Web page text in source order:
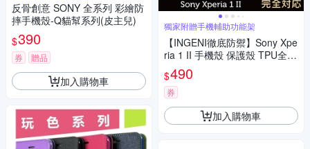
反骨創意 SONY 全系列 彩繪防
摔手機殼-Q貓幫系列(皮主兒)
$390
券 贈品
加入購物車
獨家附贈手機輔助功能架
【INGENI徹底防禦】Sony Xpe
ria 1 II 手機殼 保護殼 TPU全軟
式 設計師彩繪手機殼-My BOD
Y MY CHOICE
$490
券
加入購物車